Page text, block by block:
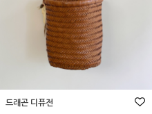
드래곤 디퓨전